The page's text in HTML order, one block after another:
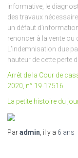
informative, le
des travaux
un défaut
renoncer à la vente ou
L’indemnisation due
hauteur de cette perte
Arrêt de la Cour de
2020, n° 19-17516
La petite histoire du
Paradmin , il y a 6 ans